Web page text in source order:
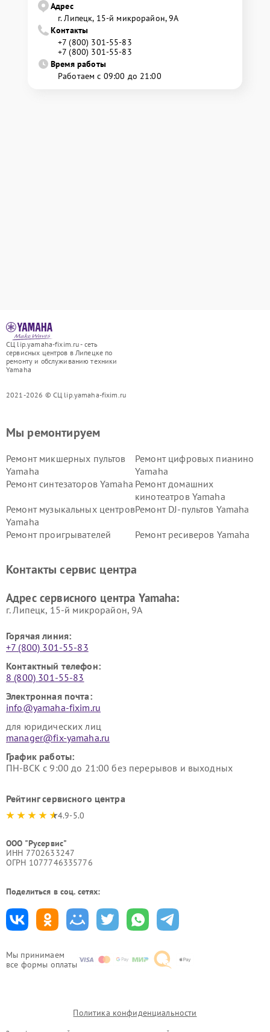
Адрес
г. Липецк, 15-й микрорайон, 9А
Контакты
+7 (800) 301-55-83
+7 (800) 301-55-83
Время работы
Работаем с 09:00 до 21:00
СЦ lip.yamaha-fixim.ru - сеть
сервисных центров в Липецке по
ремонту и обслуживанию техники
Yamaha
2021-2026 © СЦ lip.yamaha-fixim.ru
Мы принимаем
все формы оплаты
Мы ремонтируем
Ремонт микшерных пультов
Yamaha
Ремонт цифровых пианино
Yamaha
Ремонт синтезаторов Yamaha Ремонт домашних
кинотеатров Yamaha
Ремонт музыкальных центров
Yamaha
Ремонт DJ-пультов Yamaha
Ремонт проигрывателей
Ремонт ресиверов Yamaha
Yamaha
Yamaha
Контакты сервис центра
Адрес сервисного центра Yamaha:
г. Липецк, 15-й микрорайон, 9А
Горячая линия:
+7 (800) 301-55-83
Контактный телефон:
8 (800) 301-55-83
Электронная почта:
info@yamaha-fixim.ru
для юридических лиц
manager@fix-yamaha.ru
График работы:
ПН-ВСК с 9:00 до 21:00 без перерывов и выходных
Рейтинг сервисного центра
4.9-5.0
ООО "Русервис"
ИНН 7702633247
ОГРН 1077746335776
Поделиться в соц. сетях:
Политика конфиденциальности